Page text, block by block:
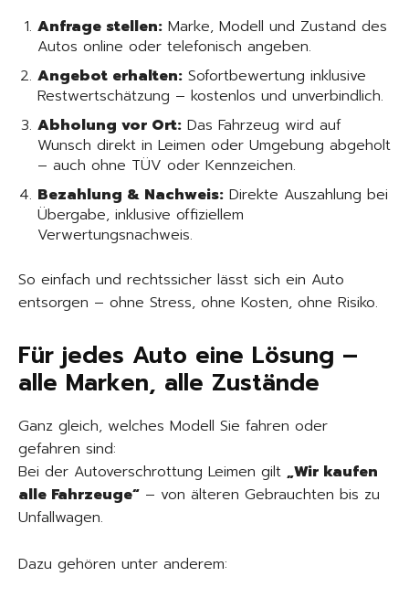
Anfrage stellen: Marke, Modell und Zustand des
Autos online oder telefonisch angeben.
Angebot erhalten: Sofortbewertung inklusive
Restwertschätzung – kostenlos und unverbindlich.
Abholung vor Ort: Das Fahrzeug wird auf
Wunsch direkt in Leimen oder Umgebung abgeholt
– auch ohne TÜV oder Kennzeichen.
Bezahlung & Nachweis: Direkte Auszahlung bei
Übergabe, inklusive offiziellem
Verwertungsnachweis.
So einfach und rechtssicher lässt sich ein Auto
entsorgen – ohne Stress, ohne Kosten, ohne Risiko.
Für jedes Auto eine Lösung –
alle Marken, alle Zustände
Ganz gleich, welches Modell Sie fahren oder
gefahren sind:
Bei der Autoverschrottung Leimen gilt „Wir kaufen
alle Fahrzeuge“ – von älteren Gebrauchten bis zu
Unfallwagen.
Dazu gehören unter anderem: